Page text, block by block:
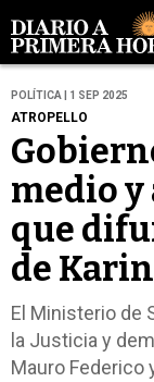
POLÍTICA | 1 SEP 2025
ATROPELLO
medio y
que
de
El Ministerio de
la Justicia y
Mauro Federico